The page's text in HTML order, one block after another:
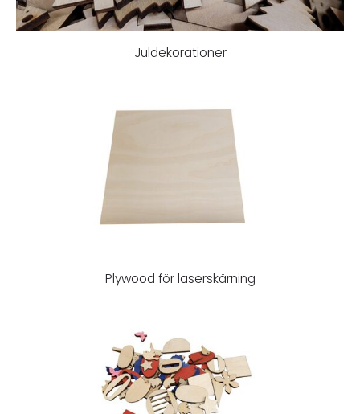
Juldekorationer
Plywood för laserskärning